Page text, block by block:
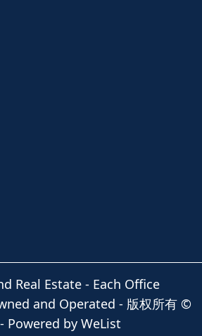
Real Estate- Each Office
and Operated - 版权所有 ©
Powered by WeList